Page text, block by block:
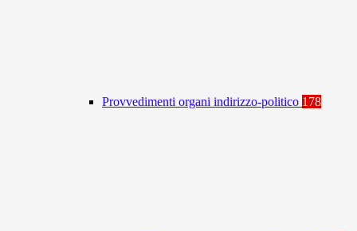
Provvedimenti organi indirizzo-politico 178